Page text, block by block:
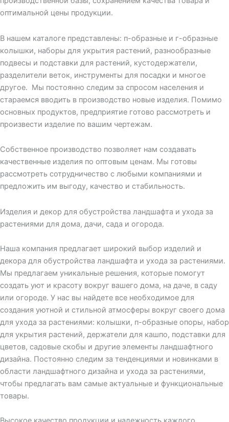
оптимальной цены продукции.
В нашем каталоге представлены: п-образные и г-образные
колышки, наборы для укрытия растений, разнообразные
подвесы и подставки для растений, кустодержатели,
разделители веток, инструменты для посадки и многое
другое. Мы постоянно следим за спросом населения и
стараемся вводить в производство новые изделия. Помимо
основных продуктов, предприятие готово рассмотреть и
произвести изделие по вашим чертежам.
Собственное производство позволяет нам создавать
качественные изделия по оптовым ценам. Мы готовы
рассмотреть сотрудничество с любыми компаниями и
предложить им выгоду, качество и стабильность.
Изделия и декор для обустройства ландшафта и ухода за
растениями для дома, дачи, сада и огорода.
Наша компания предлагает широкий выбор изделий и
декора для обустройства ландшафта и ухода за растениями.
Мы предлагаем уникальные решения, которые помогут
создать уют и красоту вокруг вашего дома, на даче, в саду
или огороде. У нас вы найдете все необходимое для
создания уютной и стильной атмосферы вокруг своего дома
для ухода за растениями: колышки, п-образные опоры, набор
для укрытия растений, держатели для кашпо, подставки для
цветов, садовые скобы и другие элементы ландшафтного
дизайна. Постоянно следим за тенденциями и новинками в
области ландшафтного дизайна и ухода за растениями,
чтобы предлагать вам самые актуальные и функциональные
товары.